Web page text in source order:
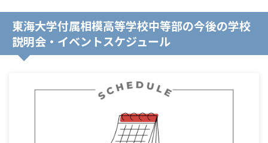
東海大学付属相模高等学校中等部の今後の学校
説明会・イベントスケジュール